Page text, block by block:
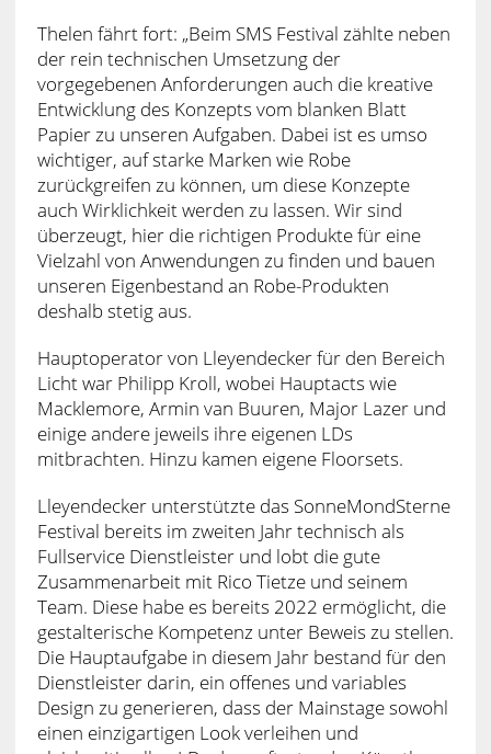
Thelen fährt fort: „Beim SMS Festival zählte neben
der rein technischen Umsetzung der
vorgegebenen Anforderungen auch die kreative
Entwicklung des Konzepts vom blanken Blatt
Papier zu unseren Aufgaben. Dabei ist es umso
wichtiger, auf starke Marken wie Robe
zurückgreifen zu können, um diese Konzepte
auch Wirklichkeit werden zu lassen. Wir sind
überzeugt, hier die richtigen Produkte für eine
Vielzahl von Anwendungen zu finden und bauen
unseren Eigenbestand an Robe-Produkten
deshalb stetig aus.
Hauptoperator von Lleyendecker für den Bereich
Licht war Philipp Kroll, wobei Hauptacts wie
Macklemore, Armin van Buuren, Major Lazer und
einige andere jeweils ihre eigenen LDs
mitbrachten. Hinzu kamen eigene Floorsets.
Lleyendecker unterstützte das SonneMondSterne
Festival bereits im zweiten Jahr technisch als
Fullservice Dienstleister und lobt die gute
Zusammenarbeit mit Rico Tietze und seinem
Team. Diese habe es bereits 2022 ermöglicht, die
gestalterische Kompetenz unter Beweis zu stellen.
Die Hauptaufgabe in diesem Jahr bestand für den
Dienstleister darin, ein offenes und variables
Design zu generieren, dass der Mainstage sowohl
einen einzigartigen Look verleihen und